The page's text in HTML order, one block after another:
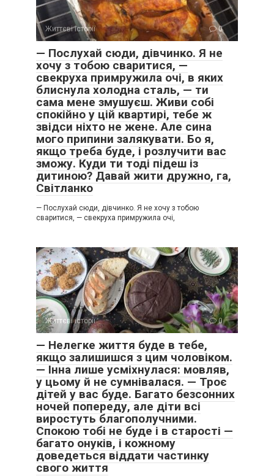
Життєві історії 0
— Послухай сюди, дівчинко. Я не
хочу з тобою сваритися, —
свекруха примружила очі, в яких
блиснула холодна сталь, — ти
сама мене змушуєш. Живи собі
спокійно у цій квартирі, тебе ж
звідси ніхто не жене. Але сина
мого припини залякувати. Бо я,
якщо треба буде, і розлучити вас
зможу. Куди ти тоді підеш із
дитиною? Давай жити дружно, га,
Світланко
— Послухай сюди, дівчинко. Я не хочу з тобою
сваритися, — свекруха примружила очі,
Життєві історії 0
— Нелегке життя буде в тебе,
якщо залишишся з цим чоловіком.
— Інна лише усміхнулася: мовляв,
у цьому й не сумнівалася. — Троє
дітей у вас буде. Багато безсонних
ночей попереду, але діти всі
виростуть благополучними.
Спокою тобі не буде і в старості —
багато онуків, і кожному
доведеться віддати частинку
свого життя